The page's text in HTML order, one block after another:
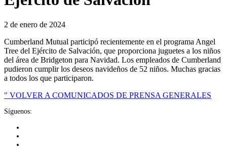
2 de enero de 2024
Cumberland Mutual participó recientemente en el programa Angel
Tree del Ejército de Salvación, que proporciona juguetes a los niños
del área de Bridgeton para Navidad. Los empleados de Cumberland
pudieron cumplir los deseos navideños de 52 niños. Muchas gracias
a todos los que participaron.
" VOLVER A COMUNICADOS DE PRENSA GENERALES
Síguenos: